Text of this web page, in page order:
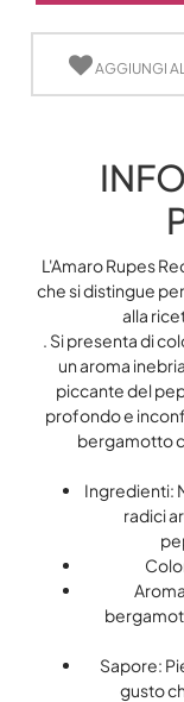
AGGIUNGI
L'Amaro Rupes
che si distingue
alla
. Si presenta di
un aroma
piccante del
profondo e
bergamotto
Ingredienti:
radici
Sapore:
gusto